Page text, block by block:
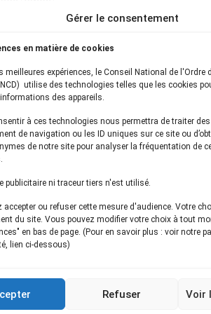
Gérer le consentement
en matière de cookies
meilleures expériences, le Conseil National de l'Ordre
utilise des technologies telles que les cookies
des appareils.
à ces technologies nous permettra de traiter
de navigation ou les ID uniques sur ce site ou
de notre site pour analyser la fréquentation de
publicitaire ni traceur tiers n'est utilisé.
accepter ou refuser cette mesure d'audience. Votre
du site. Vous pouvez modifier votre choix à tout
en bas de page. (Pour en savoir plus : voir notre
lien ci-dessous)
Refuser Voir
vous à notre
les dernières actualités de l'ONCD